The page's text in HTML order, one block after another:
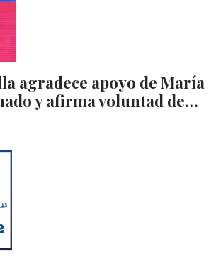
agradece apoyo de María
y afirma voluntad de…